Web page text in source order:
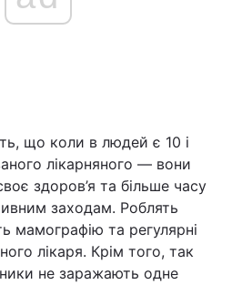
що коли в людей є 10 і
лікарняного — вони
здоров’я та більше часу
заходам. Роблять
мамографію та регулярні
лікаря. Крім того, так
не заражають одне